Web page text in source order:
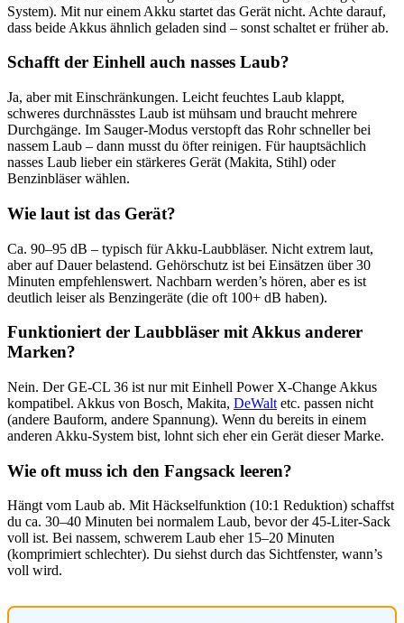
System). Mit nur einem Akku startet das Gerät nicht. Achte darauf,
dass beide Akkus ähnlich geladen sind – sonst schaltet er früher ab.
Schafft der Einhell auch nasses Laub?
Ja, aber mit Einschränkungen. Leicht feuchtes Laub klappt,
schweres durchnässtes Laub ist mühsam und braucht mehrere
Durchgänge. Im Sauger-Modus verstopft das Rohr schneller bei
nassem Laub – dann musst du öfter reinigen. Für hauptsächlich
nasses Laub lieber ein stärkeres Gerät (Makita, Stihl) oder
Benzinbläser wählen.
Wie laut ist das Gerät?
Ca. 90–95 dB – typisch für Akku-Laubbläser. Nicht extrem laut,
aber auf Dauer belastend. Gehörschutz ist bei Einsätzen über 30
Minuten empfehlenswert. Nachbarn werden’s hören, aber es ist
deutlich leiser als Benzingeräte (die oft 100+ dB haben).
Funktioniert der Laubbläser mit Akkus anderer
Marken?
Nein. Der GE-CL 36 ist nur mit Einhell Power X-Change Akkus
kompatibel. Akkus von Bosch, Makita, DeWalt etc. passen nicht
(andere Bauform, andere Spannung). Wenn du bereits in einem
anderen Akku-System bist, lohnt sich eher ein Gerät dieser Marke.
Wie oft muss ich den Fangsack leeren?
Hängt vom Laub ab. Mit Häckselfunktion (10:1 Reduktion) schaffst
du ca. 30–40 Minuten bei normalem Laub, bevor der 45-Liter-Sack
voll ist. Bei nassem, schwerem Laub eher 15–20 Minuten
(komprimiert schlechter). Du siehst durch das Sichtfenster, wann’s
voll wird.